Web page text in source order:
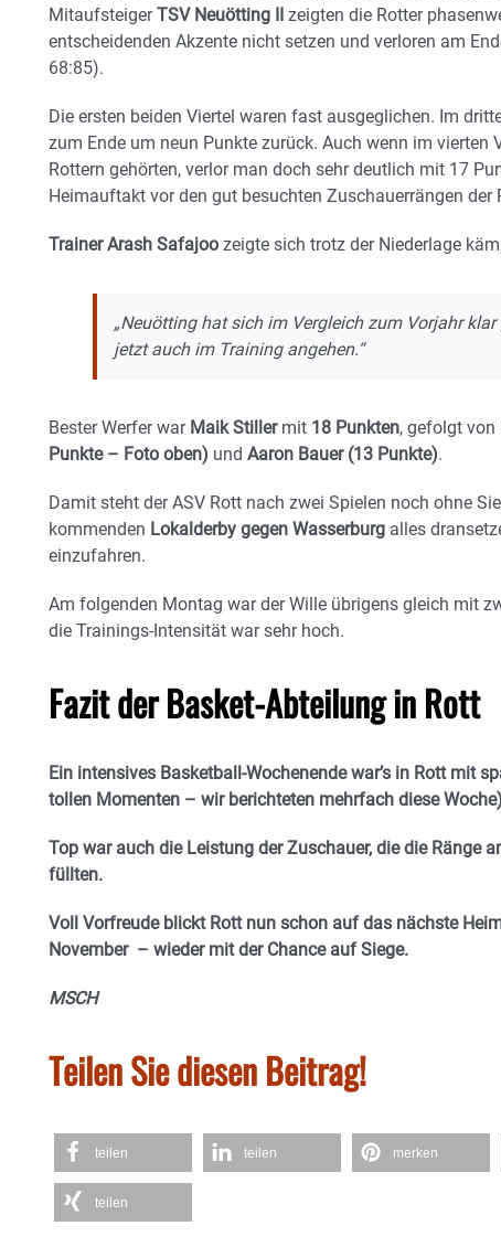
MitaufsteigerTSV Neuötting II zeigten die Rotter
entscheidenden Akzente nicht setzen und verloren am
68:85).
Die ersten beiden Viertel waren fast ausgeglichen. Im
zum Ende um neun Punkte zurück. Auch wenn im vierten
Rottern gehörten, verlor man doch sehr deutlich mit 17
Heimauftakt vor den gut besuchten Zuschauerrängen der
Trainer Arash Safajoo zeigte sich trotz der Niederlage
„Neuötting hat sich im Vergleich zum Vorjahr
jetzt auch im Training angehen.“
Bester Werfer war Maik Stillermit 18 Punkten, gefolgt von
Punkte – Foto oben) und Aaron Bauer (13 Punkte).
Damit steht der ASV Rott nach zwei Spielen noch ohne
kommenden Lokalderby gegen Wasserburg alles
einzufahren.
Am folgenden Montag war der Wille übrigens gleich mit
die Trainings-Intensität war sehr hoch.
Fazit der Basket-Abteilung in Rott
Ein intensives Basketball-Wochenende war’s in Rott mit
tollen Momenten – wir berichteten mehrfach diese
Top war auch die Leistung der Zuschauer, die die Ränge
füllten.
Voll Vorfreude blickt Rott nun schon auf das nächste
November – wieder mit der Chance auf Siege.
MSCH
Teilen Sie diesen Beitrag!
teilen teilen merken
teilen